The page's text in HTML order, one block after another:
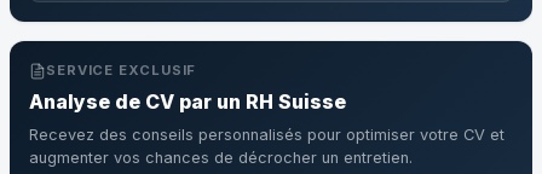
SERVICE EXCLUSIF
Analyse de CV par un RH Suisse
Recevez des conseils personnalisés pour optimiser votre CV et
augmenter vos chances de décrocher un entretien.